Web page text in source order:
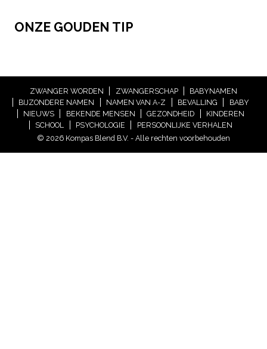
ONZE GOUDEN TIP
ZWANGER WORDEN ZWANGERSCHAP
BABYNAMEN
BIJZONDERE NAMEN
NAMEN VAN A-Z BEVALLING
BABY
NIEUWS
BEKENDE MENSEN GEZONDHEID
KINDEREN
SCHOOL
PSYCHOLOGIE
PERSOONLIJKE VERHALEN
© 2026 Kompas Blend B.V. - Alle rechten voorbehouden